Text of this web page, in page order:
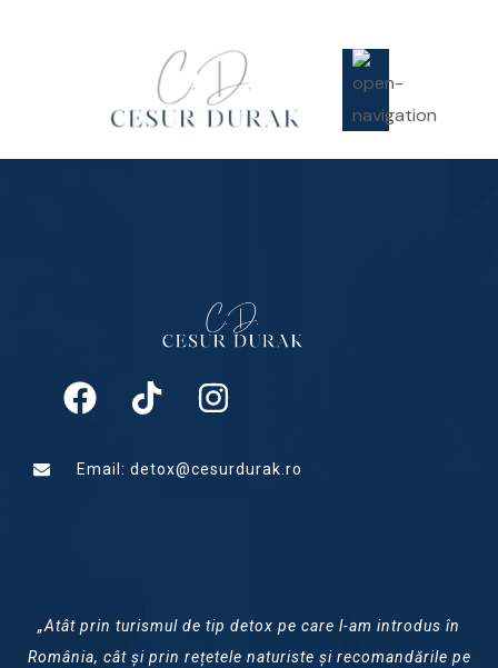
Email: detox@cesurdurak.ro
„Atât prin turismul de tip detox pe care l-am introdus în
România, cât și prin rețetele naturiste și recomandările pe